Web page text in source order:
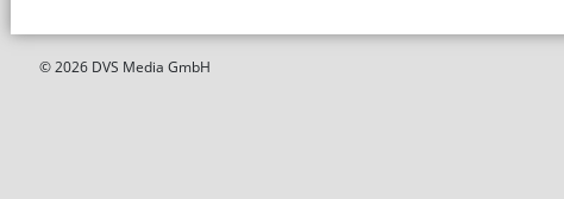
© 2026 DVS Media GmbH